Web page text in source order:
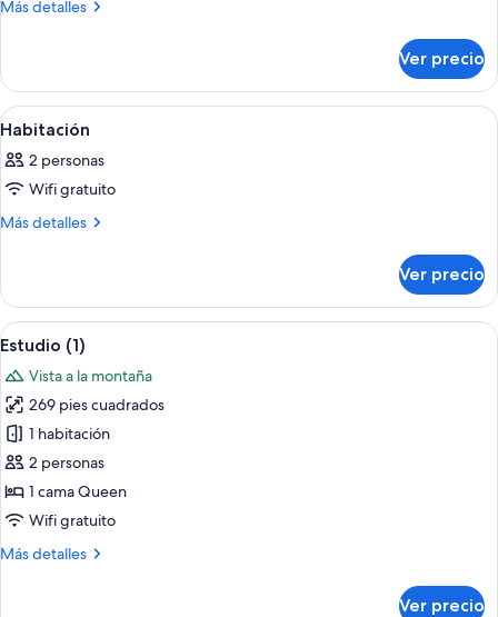
Más detalles
Más
Ver precio
Abrir
todas
las
fotos
de
Una habitación de hotel moderna
12
Habitación
2 personas
Wifi gratuito
Más detalles
Más
Ver precio
Abrir
todas
las
fotos
de
Estudio
(1)
Habitación de hotel moderna con
13
Estudio (1)
Vista a la montaña
269 pies cuadrados
1 habitación
2 personas
1 cama Queen
Wifi gratuito
Más detalles
Más
Ver precio